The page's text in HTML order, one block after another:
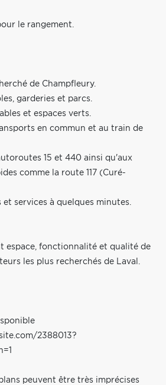
le rangement.
de Champfleury.
garderies et parcs.
et espaces verts.
en commun et au train de
15 et 440 ainsi qu'aux
comme la route 117 (Curé-
et services à quelques minutes.
espace, fonctionnalité et qualité de
les plus recherchés de Laval.
2388013?
peuvent être très imprécises